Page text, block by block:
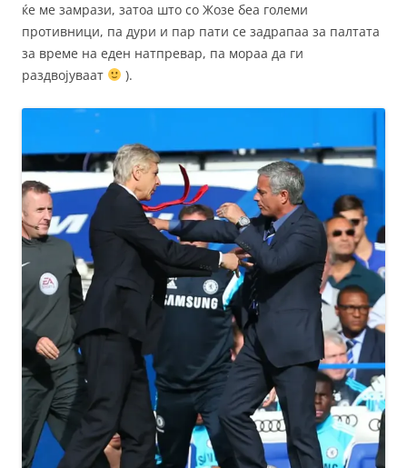
ќе ме замрази, затоа што со Жозе беа големи
противници, па дури и пар пати се задрапаа за палтата
за време на еден натпревар, па мораа да ги
раздвојуваат
).